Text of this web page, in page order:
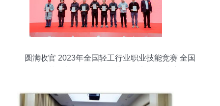
圆满收官 2023年全国轻工行业职业技能竞赛 全国